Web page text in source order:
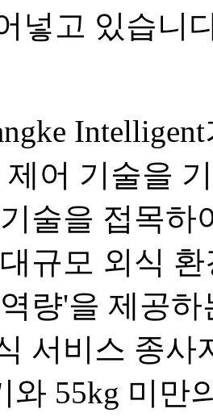
넣고 있습니
어 기술을
술을 접목하
규모 외식
량'을 제공
서비스 종사
와 55kg 미만